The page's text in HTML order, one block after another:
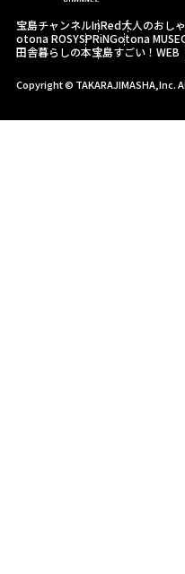
宝島チャンネルInRed大人のおし
otona ROSYSPRiNGotona MUSE
田舎暮らしの本宝島すごい！WEB
Copyright © TAKARAJIMASHA,Inc.